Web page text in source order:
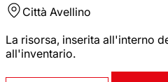
Città Avellino
La risorsa, inserita all'interno
all'inventario.